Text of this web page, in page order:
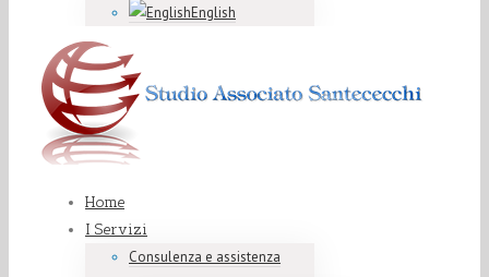
English
Home
I Servizi
Consulenza e assistenza